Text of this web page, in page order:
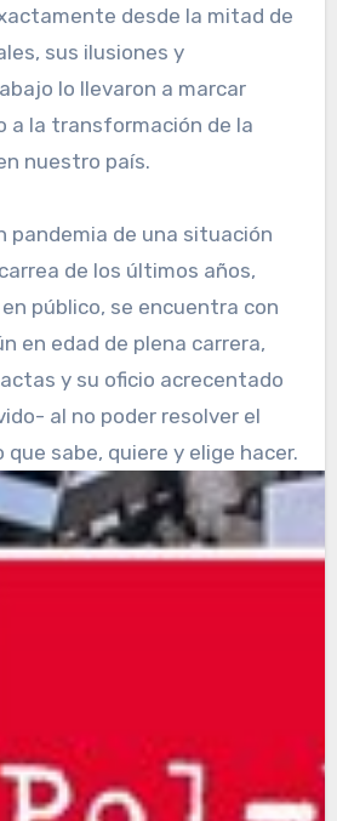
desde la mitad de
sus ilusiones y
lo llevaron a marcar
a la transformación de la
nuestro país.
pandemia de una situación
de los últimos años,
público, se encuentra con
en edad de plena carrera,
y su oficio acrecentado
al no poder resolver el
sabe, quiere y elige hacer.